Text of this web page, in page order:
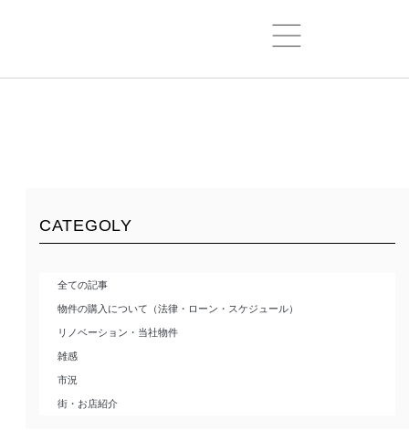
CATEGOLY
全ての記事
物件の購入について（法律・ローン・スケジュール）
リノベーション・当社物件
雑感
市況
街・お店紹介